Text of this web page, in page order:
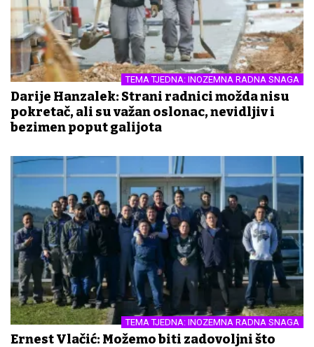
TEMA TJEDNA: INOZEMNA RADNA SNAGA
Darije Hanzalek: Strani radnici možda nisu
pokretač, ali su važan oslonac, nevidljiv i
bezimen poput galijota
TEMA TJEDNA: INOZEMNA RADNA SNAGA
Ernest Vlačić: Možemo biti zadovoljni što